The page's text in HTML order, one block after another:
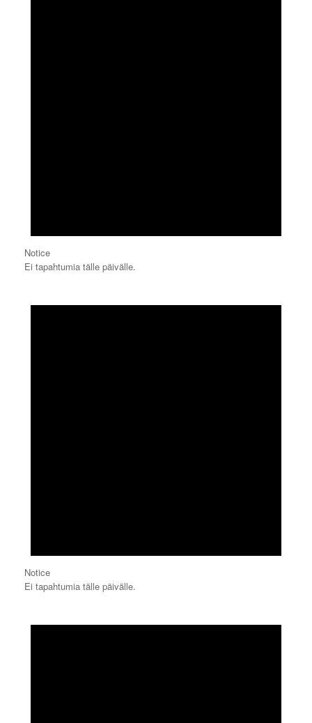
Notice
Ei tapahtumia tälle päivälle.
Notice
Ei tapahtumia tälle päivälle.